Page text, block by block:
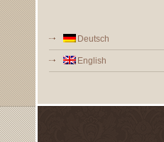
Deutsch
English